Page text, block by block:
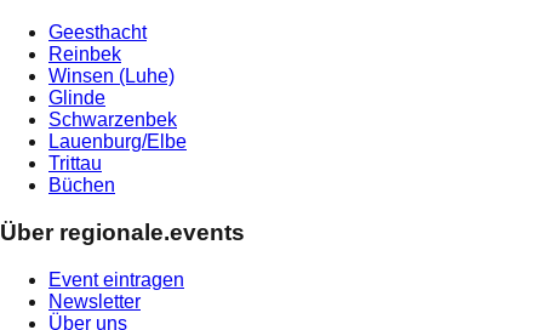
Geesthacht
Reinbek
Winsen (Luhe)
Glinde
Schwarzenbek
Lauenburg/Elbe
Trittau
Büchen
Über regionale.events
Event eintragen
Newsletter
Über uns